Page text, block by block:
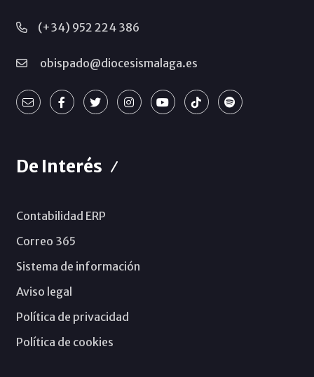
(+34) 952 224 386
obispado@diocesismalaga.es
De Interés
Contabilidad ERP
Correo 365
Sistema de información
Aviso legal
Política de privacidad
Política de cookies